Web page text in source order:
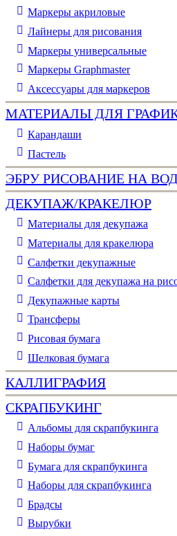
Маркеры акриловые
Лайнеры для рисования
Маркеры универсальные
Маркеры Graphmaster
Аксессуары для маркеров
МАТЕРИАЛЫ ДЛЯ
Карандаши
Пастель
ЭБРУ РИСОВАНИЕ НА
ДЕКУПАЖ/КРАКЕЛЮР
Материалы для декупажа
Материалы для кракелюра
Cалфетки декупажные
Салфетки для декупажа на
Декупажные карты
Трансферы
Рисовая бумага
Шелковая бумага
КАЛЛИГРАФИЯ
СКРАПБУКИНГ
Альбомы для скрапбукинга
Наборы бумаг
Бумага для скрапбукинга
Наборы для скрапбукинга
Брадсы
Вырубки